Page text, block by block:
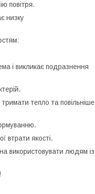
повітря.
низку
і викликає подразнення
тепло та повільніше
втрати якості.
використовувати людям із